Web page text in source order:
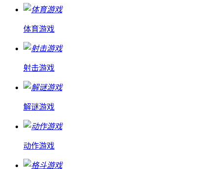
体育游戏
射击游戏
解谜游戏
动作游戏